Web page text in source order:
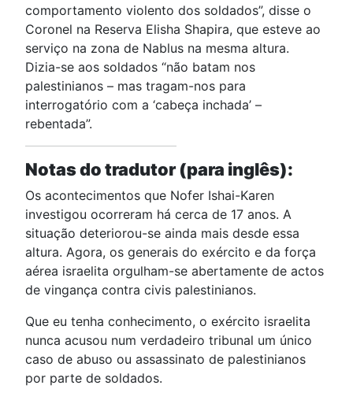
comportamento violento dos soldados”, disse o
Coronel na Reserva Elisha Shapira, que esteve ao
serviço na zona de Nablus na mesma altura.
Dizia-se aos soldados “não batam nos
palestinianos – mas tragam-nos para
interrogatório com a ‘cabeça inchada’ –
rebentada”.
Notas do tradutor (para inglês):
Os acontecimentos que Nofer Ishai-Karen
investigou ocorreram há cerca de 17 anos. A
situação deteriorou-se ainda mais desde essa
altura. Agora, os generais do exército e da força
aérea israelita orgulham-se abertamente de actos
de vingança contra civis palestinianos.
Que eu tenha conhecimento, o exército israelita
nunca acusou num verdadeiro tribunal um único
caso de abuso ou assassinato de palestinianos
por parte de soldados.